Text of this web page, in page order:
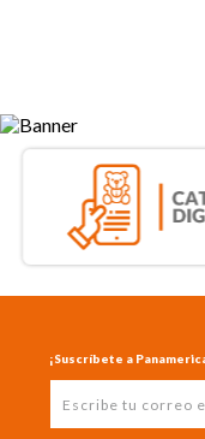
¡Suscríbete a